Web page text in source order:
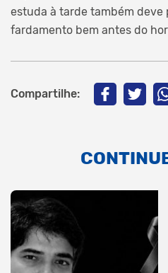
estuda à tarde também deve
fardamento bem antes do
Compartilhe: